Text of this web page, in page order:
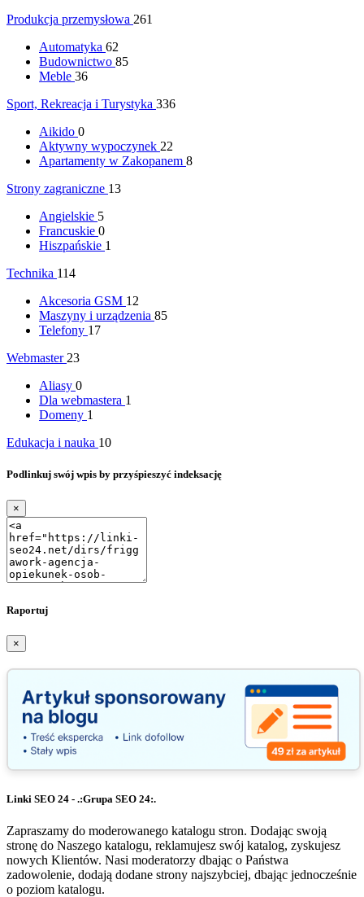
Produkcja przemysłowa 261
Automatyka 62
Budownictwo 85
Meble 36
Sport, Rekreacja i Turystyka 336
Aikido 0
Aktywny wypoczynek 22
Apartamenty w Zakopanem 8
Strony zagraniczne 13
Angielskie 5
Francuskie 0
Hiszpańskie 1
Technika 114
Akcesoria GSM 12
Maszyny i urządzenia 85
Telefony 17
Webmaster 23
Aliasy 0
Dla webmastera 1
Domeny 1
Edukacja i nauka 10
Podlinkuj swój wpis by przyśpieszyć indeksację
×
Raportuj
×
Linki SEO 24 - .:Grupa SEO 24:.
Zapraszamy do moderowanego katalogu stron. Dodając swoją
stronę do Naszego katalogu, reklamujesz swój katalog, zyskujesz
nowych Klientów. Nasi moderatorzy dbając o Państwa
zadowolenie, dodają dodane strony najszybciej, dbając jednocześnie
o poziom katalogu.